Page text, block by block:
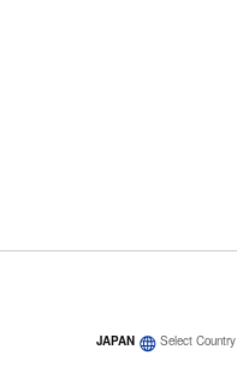
JAPAN Select